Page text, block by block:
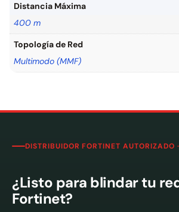
Distancia Máxima
400 m
Topología de Red
Multimodo (MMF)
DISTRIBUIDOR FORTINET AUTORIZADO
¿Listo para blindar tu
Fortinet?